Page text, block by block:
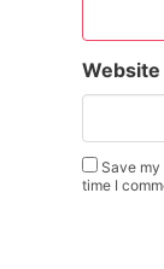
Website
Save
time I